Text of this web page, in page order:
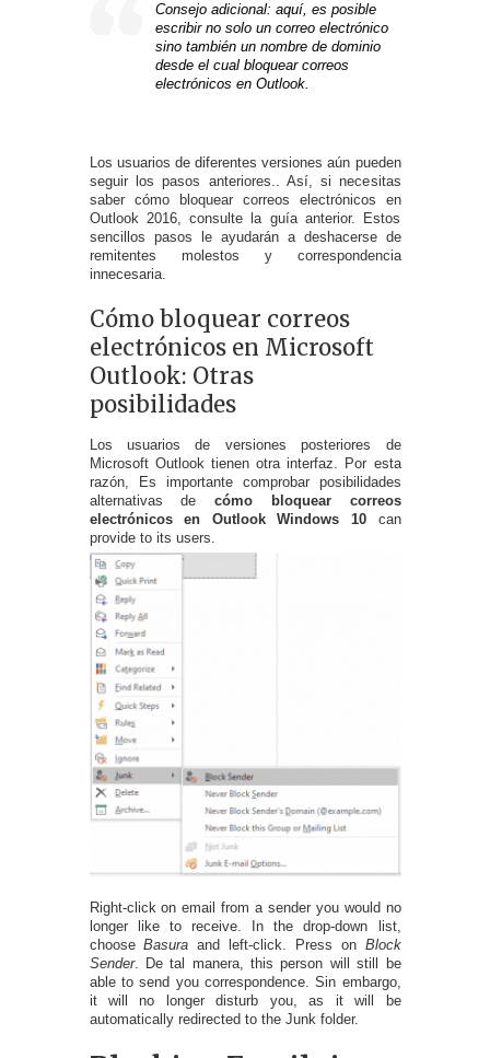
Consejo adicional: aquí, es posible
escribir no solo un correo electrónico
sino también un nombre de dominio
desde el cual bloquear correos
electrónicos en Outlook.
Los usuarios de diferentes versiones aún pueden
seguir los pasos anteriores.. Así, si necesitas
saber cómo bloquear correos electrónicos en
Outlook 2016, consulte la guía anterior. Estos
sencillos pasos le ayudarán a deshacerse de
remitentes molestos y correspondencia
innecesaria.
Cómo bloquear correos
electrónicos en Microsoft
Outlook: Otras
posibilidades
Los usuarios de versiones posteriores de
Microsoft Outlook tienen otra interfaz. Por esta
razón, Es importante comprobar posibilidades
alternativas de cómo bloquear correos
electrónicos en Outlook Windows 10
can
provide to its users.
Right-click on email from a sender you would no
longer like to receive. In the drop-down list,
choose Basuraand left-click. Press on Block
Sender. De tal manera, this person will still be
able to send you correspondence. Sin embargo,
it will no longer disturb you,as it will be
automatically redirected to the Junk folder.